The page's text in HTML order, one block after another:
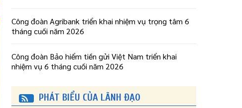
Công đoàn Agribank triển khai nhiệm vụ trọng tâm 6
tháng cuối năm 2026
Công đoàn Bảo hiểm tiền gửi Việt Nam triển khai
nhiệm vụ 6 tháng cuối năm 2026
PHÁT BIỂU CỦA LÃNH ĐẠO